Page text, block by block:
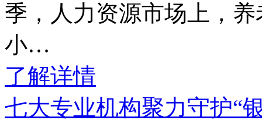
季，人力资源市场上，
小…
了解详情
七大专业机构聚力守护“